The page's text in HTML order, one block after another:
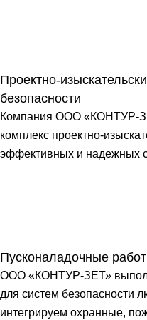
Проектно-
безопасности
Компания ООО «КОНТУР-
комплекс проектно-
эффективных и надежных
Пусконаладочные
ООО «КОНТУР-ЗЕТ»
для систем безопасности
интегрируем охранные,